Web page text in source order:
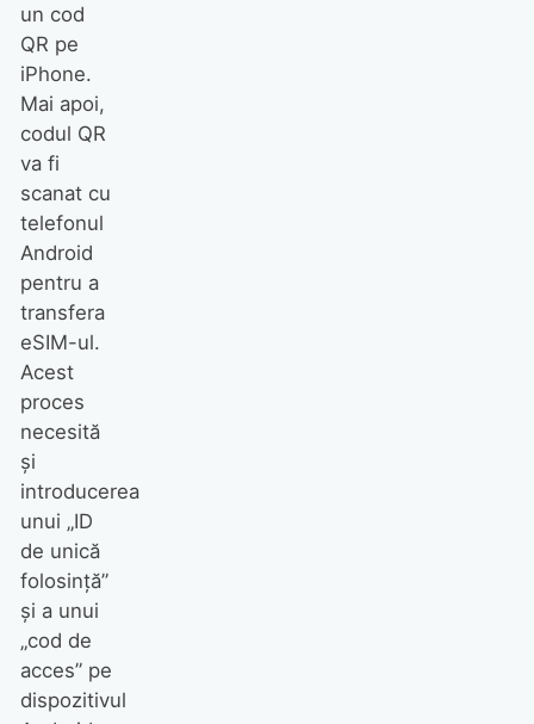
un cod
QR pe
iPhone.
Mai apoi,
codul QR
va fi
scanat cu
telefonul
Android
pentru a
transfera
eSIM-ul.
Acest
proces
necesită
și
introducerea
unui „ID
de unică
folosință”
și a unui
„cod de
acces” pe
dispozitivul